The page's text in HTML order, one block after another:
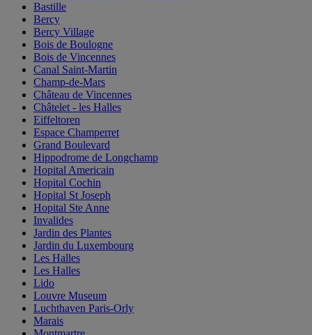
Bastille
Bercy
Bercy Village
Bois de Boulogne
Bois de Vincennes
Canal Saint-Martin
Champ-de-Mars
Château de Vincennes
Châtelet - les Halles
Eiffeltoren
Espace Champerret
Grand Boulevard
Hippodrome de Longchamp
Hopital Americain
Hopital Cochin
Hopital St Joseph
Hopital Ste Anne
Invalides
Jardin des Plantes
Jardin du Luxembourg
Les Halles
Les Halles
Lido
Louvre Museum
Luchthaven Paris-Orly
Marais